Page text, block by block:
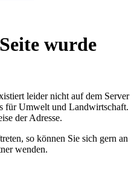
wurde
leider nicht auf dem Server
für Umwelt und Landwirtschaft.
der Adresse.
so können Sie sich gern an
wenden.